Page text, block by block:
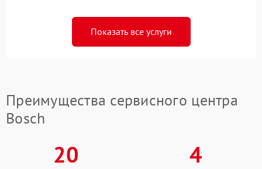
Показать все услуги
Преимущества сервисного центра
Bosch
20 4